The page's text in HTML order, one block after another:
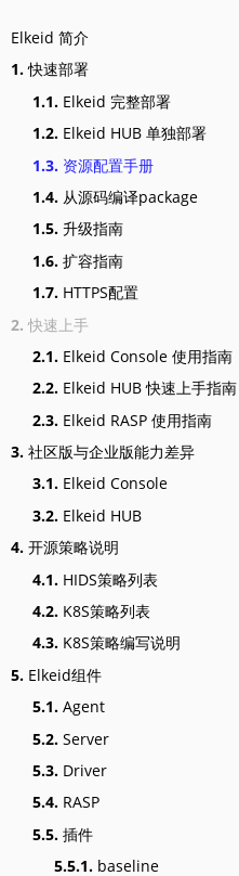
Elkeid 简介
1.快速部署
1.1. Elkeid 完整部署
1.2. Elkeid HUB 单独部署
1.3. 资源配置手册
1.4. 从源码编译package
1.5. 升级指南
1.6. 扩容指南
1.7. HTTPS配置
2. 快速上手
2.1. Elkeid Console 使用指南
2.2. Elkeid HUB 快速上手指南
2.3. Elkeid RASP 使用指南
3. 社区版与企业版能力差异
3.1. Elkeid Console
3.2. Elkeid HUB
4. 开源策略说明
4.1. HIDS策略列表
4.2. K8S策略列表
4.3. K8S策略编写说明
5. Elkeid组件
5.1. Agent
5.2. Server
5.3. Driver
5.4. RASP
5.5. 插件
5.5.1. baseline